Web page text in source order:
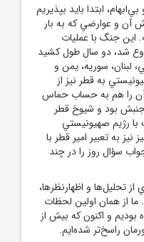
ابتدا بايد بپذيريم
آن و عوارضي که به بار
اين جنگ با عمليات
در 15 شهريور 1402 شروع شد، دو سال طول کشيد
لبنان، سوريه، يمن و
به قطر نيز از
را هم به حساب حماس
بود و شيوخ قطر
رژيم صهيونيستي
نيز به تعبير امير قطر با
سؤال روز را در چند
تحليل‌ها و اظهارنظرها،
ما از همان اولين لحظات
بوديم و اکنون که بيش از
راسخ‌تر شده‌ايم.